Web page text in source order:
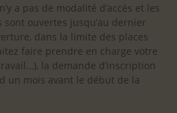
a pas de modalité d’accès et les
ouvertes jusqu’au dernier
dans la limite des places
faire prendre en charge votre
la demande d’inscription
un mois avant le début de la